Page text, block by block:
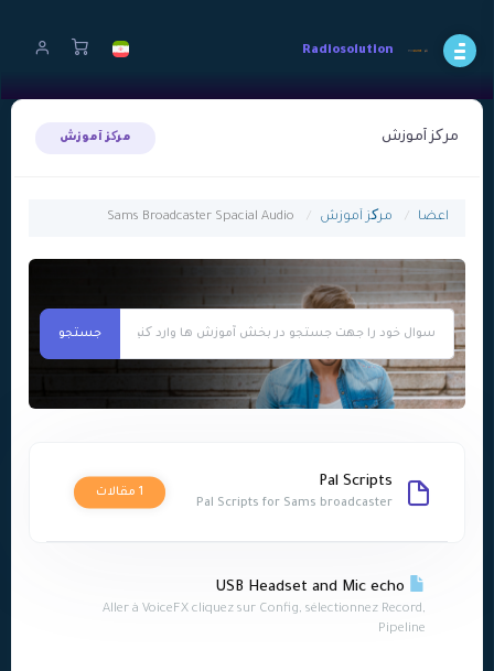
Radiosolution
مرکز آموزش مرکز آموزش
اعضا مرکز آموزش
Pal Scripts
1 مقالات
Pal Scripts for Sams broadcaster
Aller à VoiceFX cliquez sur Config, sélectionnez Record,
Pipeline